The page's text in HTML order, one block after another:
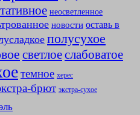
неосветленное
новости оставь в
полусухое
светлоеслабоватое
темное херес
брют экстра-сухое